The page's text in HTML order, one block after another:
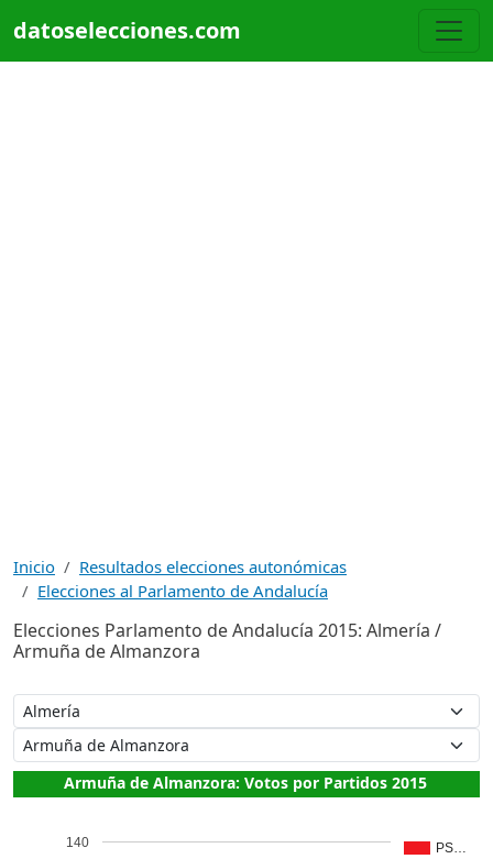
datoselecciones.com
Inicio
Resultados elecciones autonómicas
Elecciones al Parlamento de Andalucía
Elecciones Parlamento de Andalucía 2015: Almería /
Armuña de Almanzora
Armuña de Almanzora: Votos por Partidos 2015
PS…
140